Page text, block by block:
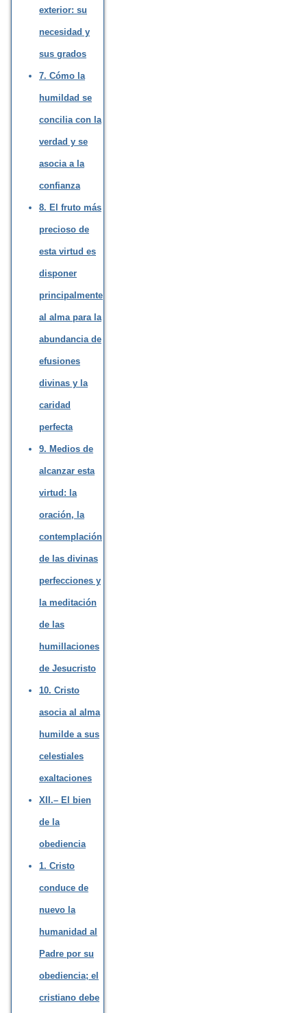
exterior: su
necesidad y
sus grados
7. Cómo la
humildad se
concilia con la
verdad y se
asocia a la
confianza
8. El fruto más
precioso de
esta virtud es
disponer
principalmente
al alma para la
abundancia de
efusiones
divinas y la
caridad
perfecta
9. Medios de
alcanzar esta
virtud: la
oración, la
contemplación
de las divinas
perfecciones y
la meditación
de las
humillaciones
de Jesucristo
10. Cristo
asocia al alma
humilde a sus
celestiales
exaltaciones
XII.– El bien
de la
obediencia
1. Cristo
conduce de
nuevo la
humanidad al
Padre por su
obediencia; el
cristiano debe